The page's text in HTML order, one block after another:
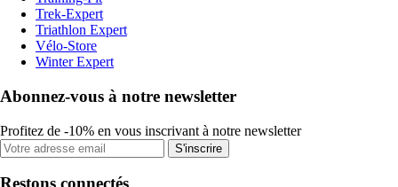
Trek-Expert
Triathlon Expert
Vélo-Store
Winter Expert
Abonnez-vous à notre newsletter
Profitez de -10% en vous inscrivant à notre newsletter
S'inscrire